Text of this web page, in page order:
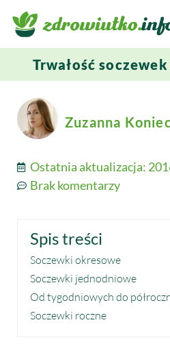
Trwałość
Zuzanna
Ostatnia aktualizacja:
Brak komentarzy
Spis treści
Soczewki okresowe
Soczewki jednodniowe
Od tygodniowych do
Soczewki roczne